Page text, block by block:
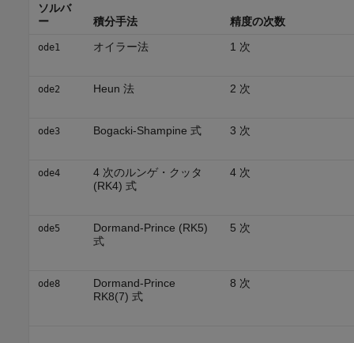
ソルバ
ー
積分手法 精度の次数
ode1 オイラー法 1 次
ode2 Heun 法 2 次
ode3 Bogacki-Shampine 式 3 次
ode4
4 次のルンゲ・クッタ
(RK4) 式
4 次
ode5
Dormand-Prince (RK5)
式
5 次
ode8
Dormand-Prince
RK8(7) 式
8 次